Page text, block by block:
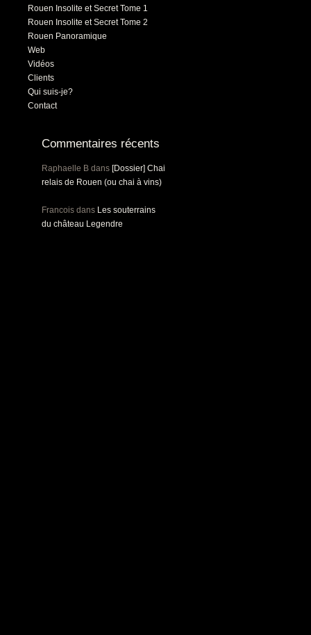
Rouen Insolite et Secret Tome 1
Rouen Insolite et Secret Tome 2
Rouen Panoramique
Web
Vidéos
Clients
Qui suis-je?
Contact
Commentaires récents
Raphaelle B dans [Dossier] Chai
relais de Rouen (ou chai à vins)
Francois dans Les souterrains
du château Legendre